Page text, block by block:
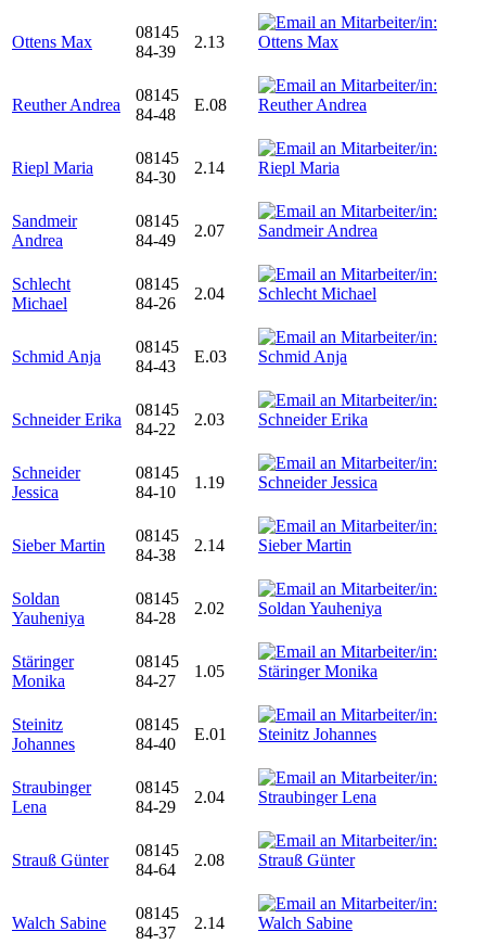
Ottens Max
08145
84-39
2.13
Reuther Andrea
08145
84-48
E.08
Riepl Maria
08145
84-30
2.14
Sandmeir
Andrea
08145
84-49
2.07
Schlecht
Michael
08145
84-26
2.04
Schmid Anja
08145
84-43
E.03
Schneider Erika
08145
84-22
2.03
Schneider
Jessica
08145
84-10
1.19
Sieber Martin
08145
84-38
2.14
Soldan
Yauheniya
08145
84-28
2.02
Stäringer
Monika
08145
84-27
1.05
Steinitz
Johannes
08145
84-40
E.01
Straubinger
Lena
08145
84-29
2.04
Strauß Günter
08145
84-64
2.08
Walch Sabine
08145
84-37
2.14